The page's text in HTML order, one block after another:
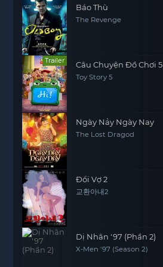
Báo Thù
The Revenge
Trailer Câu Chuyện Đồ Chơi 5
Toy Story 5
Ngày Nảy Ngày Nay
The Lost Dragod
Đổi Vợ 2
교환아내2
Dị Nhân '97 (Phần 2)
X-Men '97 (Season 2)